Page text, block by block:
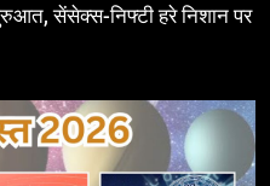
सेंसेक्स-निफ्टी हरे निशान पर